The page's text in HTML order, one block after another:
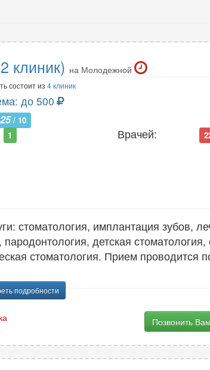
клиник) на Молодежной
состоит из 4 клиник
до 500
/ 10
1 Врачей:
стоматология, имплантация зубов,
детская
стоматология. Прием проводится
подробности
Позвонить